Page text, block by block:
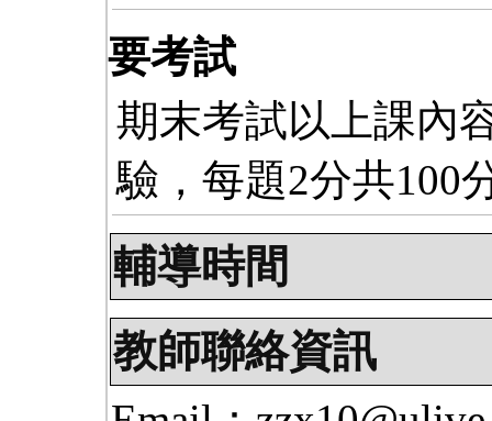
要考試
期末考試以上課內
驗，每題2分共100
輔導時間
教師聯絡資訊